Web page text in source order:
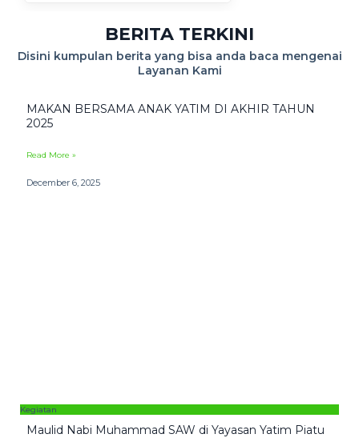
BERITA TERKINI
Disini kumpulan berita yang bisa anda baca mengenai
Layanan Kami
MAKAN BERSAMA ANAK YATIM DI AKHIR TAHUN
2025
Read More »
December 6, 2025
Kegiatan
Maulid Nabi Muhammad SAW di Yayasan Yatim Piatu